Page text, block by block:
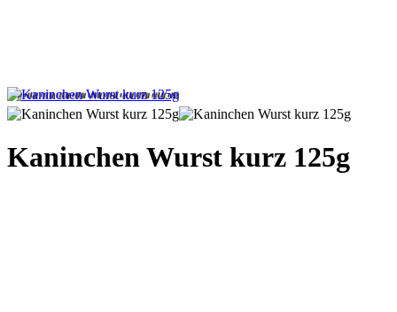
Kaninchen Wurst kurz 125g